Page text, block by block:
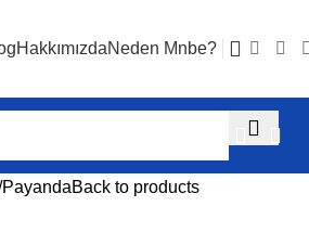
HakkımızdaNeden Mnbe?
PayandaBack to products